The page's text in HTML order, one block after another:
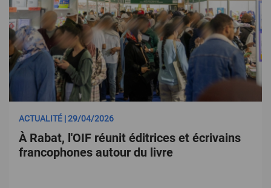
ACTUALITÉ | 29/04/2026
À Rabat, l'OIF réunit éditrices et écrivains
francophones autour du livre